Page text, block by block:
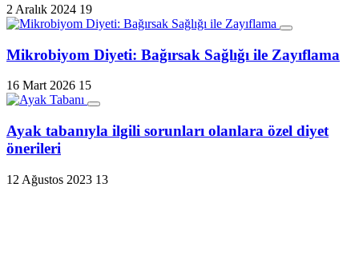
2 Aralık 2024 19
Mikrobiyom Diyeti: Bağırsak Sağlığı ile Zayıflama
16 Mart 2026 15
Ayak tabanıyla ilgili sorunları olanlara özel diyet
önerileri
12 Ağustos 2023 13